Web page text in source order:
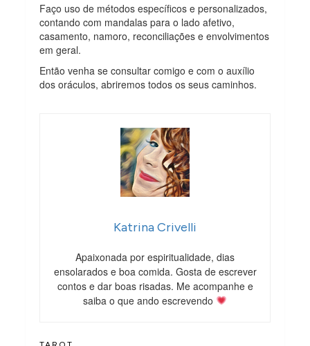
Faço uso de métodos específicos e personalizados,
contando com mandalas para o lado afetivo,
casamento, namoro, reconciliações e envolvimentos
em geral.
Então venha se consultar comigo e com o auxílio
dos oráculos, abriremos todos os seus caminhos.
Katrina Crivelli
Apaixonada por espiritualidade, dias
ensolarados e boa comida. Gosta de escrever
contos e dar boas risadas. Me acompanhe e
saiba o que ando escrevendo